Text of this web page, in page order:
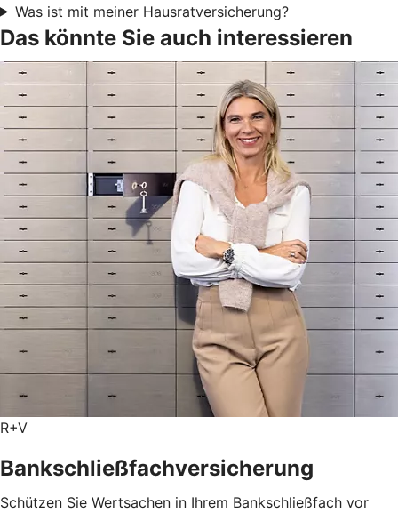
Was ist mit meiner Hausratversicherung?
Das könnte Sie auch interessieren
R+V
Bankschließfachversicherung
Schützen Sie Wertsachen in Ihrem Bankschließfach vor